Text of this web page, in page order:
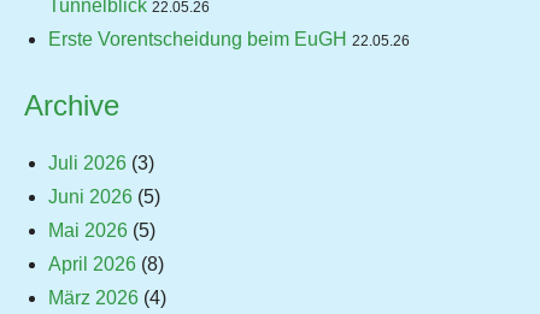
Tunnelblick 22.05.26
Erste Vorentscheidung beim EuGH 22.05.26
Archive
Juli 2026 (3)
Juni 2026 (5)
Mai 2026 (5)
April 2026 (8)
März 2026 (4)